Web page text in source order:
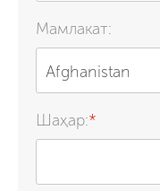
Мамлакат:
Afghanistan
Шаҳар:*